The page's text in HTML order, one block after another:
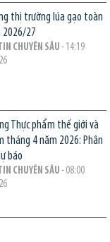
thị trường lúa gạo toàn
2026/27
CHUYÊN SÂU - 14:19
Thực phẩm thế giới và
tháng 4 năm 2026: Phân
báo
CHUYÊN SÂU - 08:00